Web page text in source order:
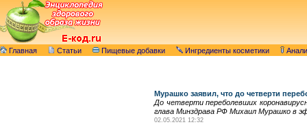
Главная Статьи Пищевые добавки Ингредиенты косметики
Мурашко заявил, что до четверти
До четверти переболевших
глава Минздрава РФ Михаил Мурашко в
02.05.2021 12:32